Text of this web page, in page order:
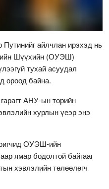
айлчлан ирэхэд нь
Шүүхийн (ОУЭШ)
тухай асуудал
ороод байна.
АНУ-ын төрийн
хурлын үеэр энэ
ОУЭШ-ийн
ямар бодолтой байгааг
хэвлэлийн төлөөлөгч